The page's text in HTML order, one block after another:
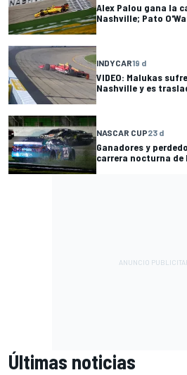
Alex Palou gana la
Nashville; Pato
INDYCAR19 d
VIDEO: Malukas
Nashville y es
NASCAR CUP23 d
Ganadores y
carrera nocturna de
Últimas noticias